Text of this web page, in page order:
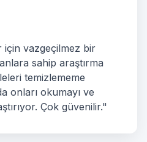
için vazgeçilmez bir
sahip araştırma
temizlememe
onları okumayı ve
Çok güvenilir."